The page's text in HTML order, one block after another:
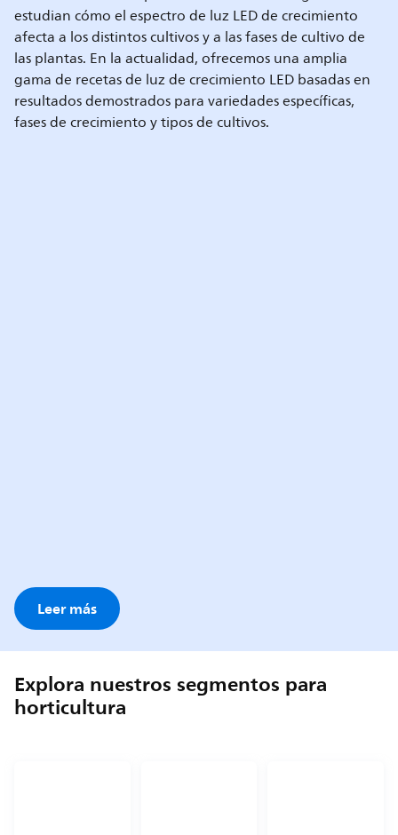
estudian cómo el espectro de luz LED de crecimiento
afecta a los distintos cultivos y a las fases de cultivo de
las plantas. En la actualidad, ofrecemos una amplia
gama de recetas de luz de crecimiento LED basadas en
resultados demostrados para variedades específicas,
fases de crecimiento y tipos de cultivos.
Leer más
Explora nuestros segmentos para
horticultura